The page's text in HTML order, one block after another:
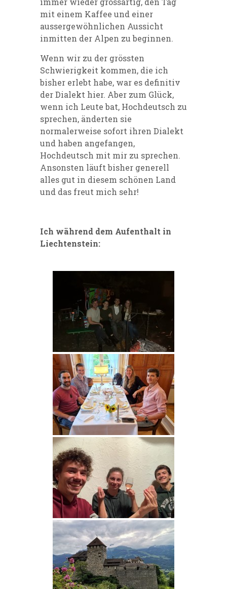
mit einem Kaffee und einer
aussergewöhnlichen Aussicht
inmitten der Alpen zu beginnen.
Wenn wir zu der grössten
Schwierigkeit kommen, die ich
bisher erlebt habe, war es definitiv
der Dialekt hier. Aber zum Glück,
wenn ich Leute bat, Hochdeutsch zu
sprechen, änderten sie
normalerweise sofort ihren Dialekt
und haben angefangen,
Hochdeutsch mit mir zu sprechen.
Ansonsten läuft bisher generell
alles gut in diesem schönen Land
und das freut mich sehr!
Ich während dem Aufenthalt in
Liechtenstein: